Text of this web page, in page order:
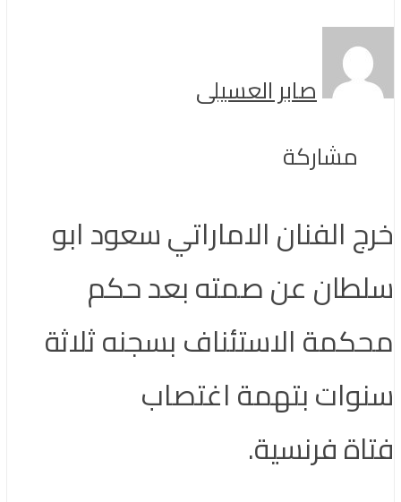
صابر العسيلى
مشاركة
خرج الفنان الاماراتي سعود ابو
سلطان عن صمته بعد حكم
محكمة الاستئناف بسجنه ثلاثة
سنوات بتهمة اغتصاب
فتاة فرنسية.